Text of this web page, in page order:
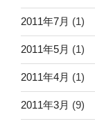
2011年7月 (1)
2011年5月 (1)
2011年4月 (1)
2011年3月 (9)